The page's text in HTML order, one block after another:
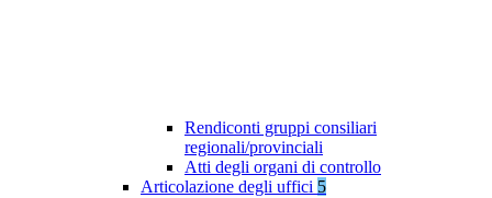
Rendiconti gruppi consiliari
regionali/provinciali
Atti degli organi di controllo
Articolazione degli uffici 5